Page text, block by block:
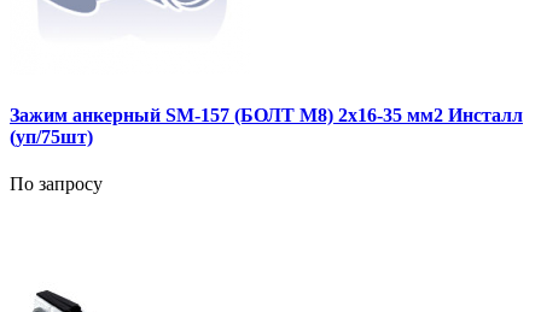
Зажим анкерный SM-157 (БОЛТ М8) 2x16-35 мм2 Инсталл
(уп/75шт)
По запросу